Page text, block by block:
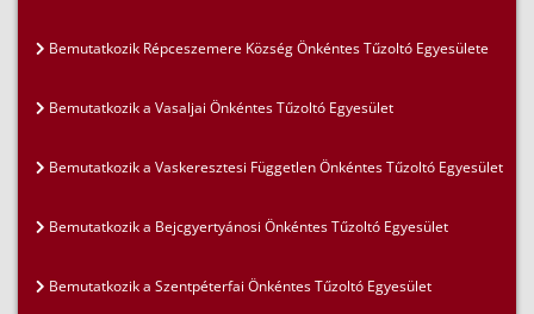
Bemutatkozik Répceszemere Község Önkéntes Tűzoltó Egyesülete
Bemutatkozik a Vasaljai Önkéntes Tűzoltó Egyesület
Bemutatkozik a Vaskeresztesi Független Önkéntes Tűzoltó Egyesület
Bemutatkozik a Bejcgyertyánosi Önkéntes Tűzoltó Egyesület
Bemutatkozik a Szentpéterfai Önkéntes Tűzoltó Egyesület